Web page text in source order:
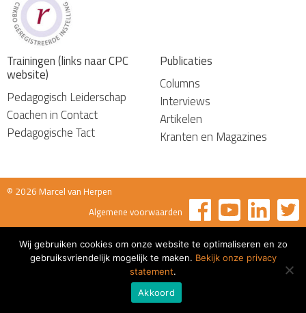
Trainingen (links naar CPC
website)
Pedagogisch Leiderschap
Coachen in Contact
Pedagogische Tact
Publicaties
Columns
Interviews
Artikelen
Kranten en Magazines
© 2026 Marcel van Herpen
Algemene voorwaarden
Wij gebruiken cookies om onze website te optimaliseren en zo
gebruiksvriendelijk mogelijk te maken. Bekijk onze privacy
statement.
Akkoord